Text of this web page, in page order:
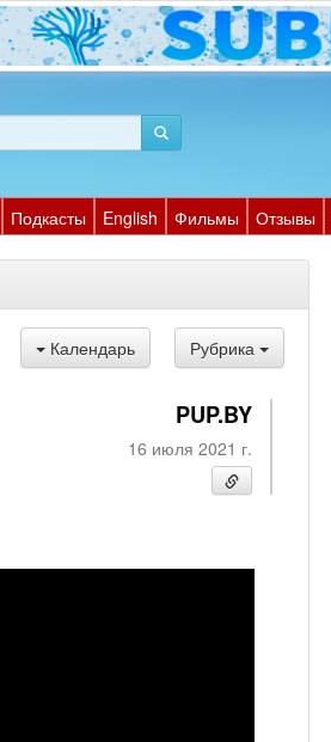
Подкасты English Фильмы Отзывы
Рубрика
Календарь
PUP.BY
16 июля 2021 г.